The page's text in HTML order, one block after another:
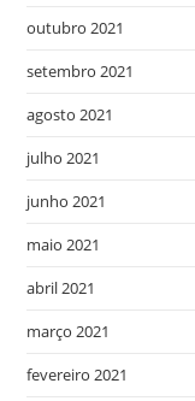
outubro 2021
setembro 2021
agosto 2021
julho 2021
junho 2021
maio 2021
abril 2021
março 2021
fevereiro 2021